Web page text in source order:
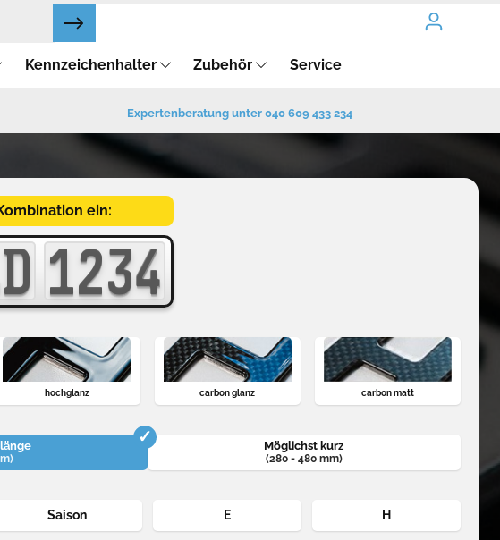
Kennzeichenhalter Zubehör Service
Expertenberatung unter 040 609 433 234
ein:
1234
1234
hochglanz carbon glanz carbon matt
Möglichst kurz
(280 - 480 mm)
Saison E H